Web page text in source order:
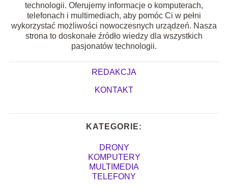
technologii. Oferujemy informacje o komputerach,
telefonach i multimediach, aby pomóc Ci w pełni
wykorzystać możliwości nowoczesnych urządzeń. Nasza
strona to doskonałe źródło wiedzy dla wszystkich
pasjonatów technologii.
REDAKCJA
KONTAKT
KATEGORIE:
DRONY
KOMPUTERY
MULTIMEDIA
TELEFONY